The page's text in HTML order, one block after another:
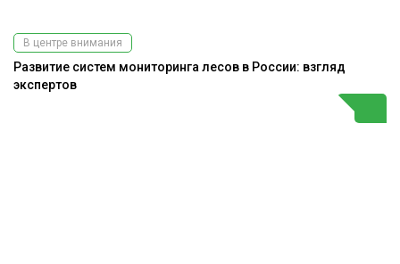
В центре внимания
Развитие систем мониторинга лесов в России: взгляд
экспертов